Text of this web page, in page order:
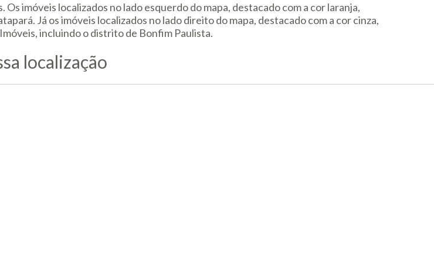
imóveis localizados no lado esquerdo do mapa, destacado com a cor laranja,
Já os imóveis localizados no lado direito do mapa, destacado com a cor cinza,
incluindo o distrito de Bonfim Paulista.
localização